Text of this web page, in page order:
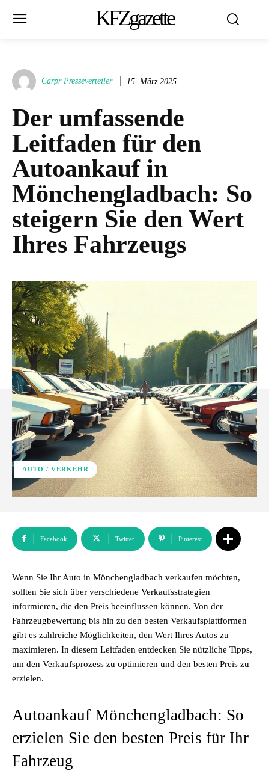
KFZgazette
Carpr Presseverteiler 15. März 2025
Der umfassende
Leitfaden für den
Autoankauf in
Mönchengladbach: So
steigern Sie den Wert
Ihres Fahrzeugs
AUTO / VERKEHR
Facebook Twitter Pinterest
Wenn Sie Ihr Auto in Mönchengladbach verkaufen möchten,
sollten Sie sich über verschiedene Verkaufsstrategien
informieren, die den Preis beeinflussen können. Von der
Fahrzeugbewertung bis hin zu den besten Verkaufsplattformen
gibt es zahlreiche Möglichkeiten, den Wert Ihres Autos zu
maximieren. In diesem Leitfaden entdecken Sie nützliche Tipps,
um den Verkaufsprozess zu optimieren und den besten Preis zu
erzielen.
Autoankauf Mönchengladbach: So
erzielen Sie den besten Preis für Ihr
Fahrzeug